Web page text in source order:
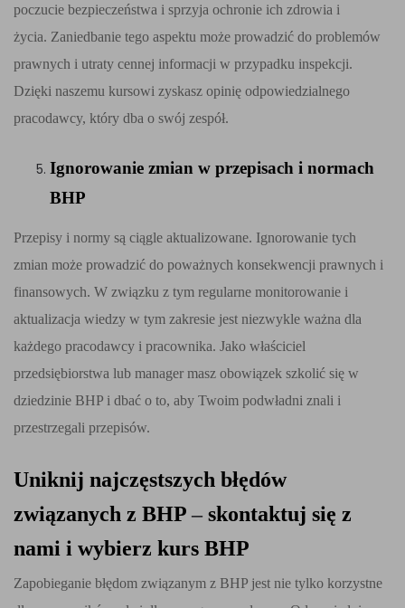
poczucie bezpieczeństwa i sprzyja ochronie ich zdrowia i
życia. Zaniedbanie tego aspektu może prowadzić do problemów
prawnych i utraty cennej informacji w przypadku inspekcji.
Dzięki naszemu kursowi zyskasz opinię odpowiedzialnego
pracodawcy, który dba o swój zespół.
Ignorowanie zmian w przepisach i normach
BHP
Przepisy i normy są ciągle aktualizowane. Ignorowanie tych
zmian może prowadzić do poważnych konsekwencji prawnych i
finansowych. W związku z tym regularne monitorowanie i
aktualizacja wiedzy w tym zakresie jest niezwykle ważna dla
każdego pracodawcy i pracownika. Jako właściciel
przedsiębiorstwa lub manager masz obowiązek szkolić się w
dziedzinie BHP i dbać o to, aby Twoim podwładni znali i
przestrzegali przepisów.
Uniknij najczęstszych błędów
związanych z BHP – skontaktuj się z
nami i wybierz kurs BHP
Zapobieganie błędom związanym z BHP jest nie tylko korzystne